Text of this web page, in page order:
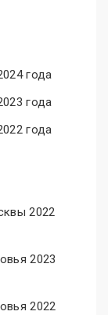
года
года
года
2022
2023
2022